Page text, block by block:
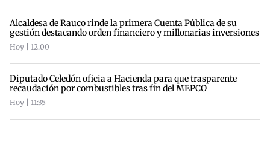
Alcaldesa de Rauco rinde la primera Cuenta Pública de su
gestión destacando orden financiero y millonarias inversiones
Hoy | 12:00
Diputado Celedón oficia a Hacienda para que trasparente
recaudación por combustibles tras fin del MEPCO
Hoy | 11:35